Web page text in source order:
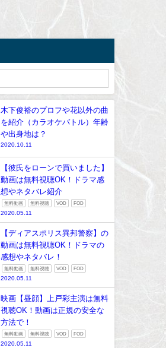
木下俊裕のプロフや花以外の曲
を紹介（カラオケバトル）年齢
や出身地は？
2020.10.11
【彼氏をローンで買いました】
動画は無料視聴OK！ドラマ感
想やネタバレ紹介
無料動画 無料視聴 VOD FOD
2020.05.11
【ディアスポリス異邦警察】の
動画は無料視聴OK！ドラマの
感想やネタバレ！
無料動画 無料視聴 VOD FOD
2020.05.11
映画【昼顔】上戸彩主演は無料
視聴OK！動画は正規の安全な
方法で！
無料動画 無料視聴 VOD FOD
2020.05.11